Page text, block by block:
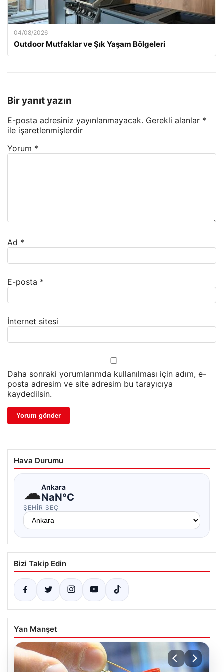
04/08/2026
Outdoor Mutfaklar ve Şık Yaşam Bölgeleri
Bir yanıt yazın
E-posta adresiniz yayınlanmayacak. Gerekli alanlar *
ile işaretlenmişlerdir
Yorum *
Ad *
E-posta *
İnternet sitesi
Daha sonraki yorumlarımda kullanılması için adım, e-
posta adresim ve site adresim bu tarayıcıya
kaydedilsin.
Hava Durumu
☁Ankara
NaN°C
ŞEHIR SEÇ
Bizi Takip Edin
Yan Manşet